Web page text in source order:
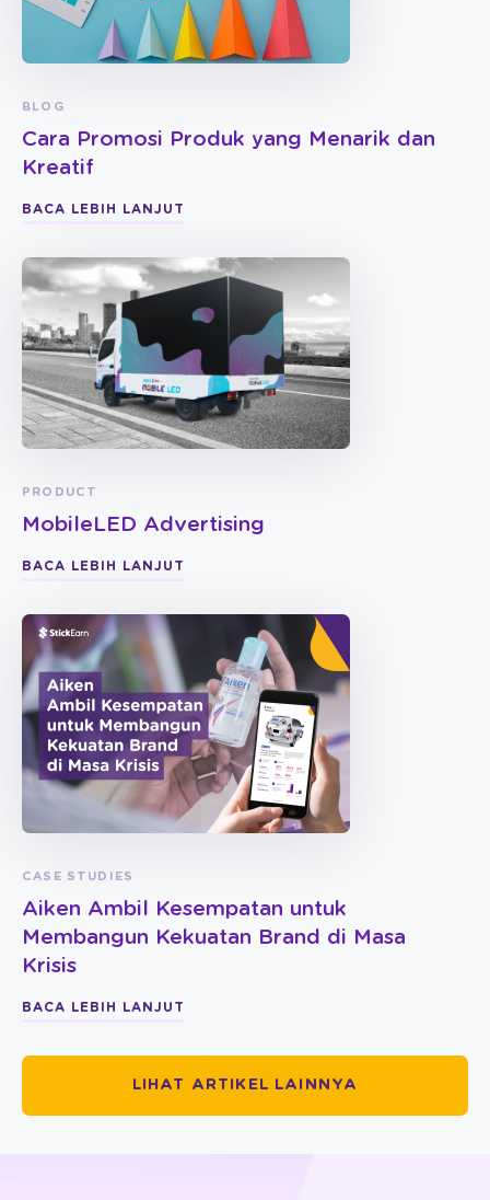
BLOG
Cara Promosi Produk yang Menarik dan
Kreatif
BACA LEBIH LANJUT
PRODUCT
MobileLED Advertising
BACA LEBIH LANJUT
CASE STUDIES
Aiken Ambil Kesempatan untuk
Membangun Kekuatan Brand di Masa
Krisis
BACA LEBIH LANJUT
LIHAT ARTIKEL LAINNYA